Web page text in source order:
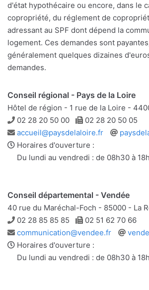
d'état hypothécaire ou encore, dans le
copropriété, du réglement de
adressant au SPF dont dépend la
logement. Ces demandes sont
généralement quelques dizaines
demandes.
Conseil régional - Pays de la Loire
Hôtel de région - 1 rue de la Loire -
Téléphone
02 28 20 50 00 Télécopie
02 28 20 50 05
Adresse
e-
mail
accueil@paysdelaloire.fr
Site
Horaires d'ouverture :
Du lundi au vendredi : de 08h30 à
Conseil départemental - Vendée
40 rue du Maréchal-Foch - 85000 - La
Téléphone
02 28 85 85 85 Télécopie
02 51 62 70 66
Adresse
e-
mail
communication@vendee.fr
Site
Horaires d'ouverture :
Du lundi au vendredi : de 08h30 à 18h